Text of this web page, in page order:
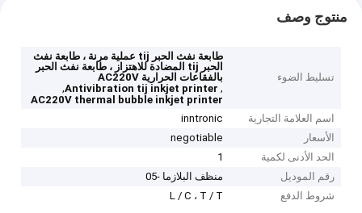
منتوج وصف
تسليط الضوء
طابعة نفث الحبر tij عملية مرنة ، طابعة نفث
الحبر tij المضادة للاهتزاز ، طابعة نفث الحبر
بالفقاعات الحرارية AC220V
,
Antivibration tij inkjet printer
,
AC220V thermal bubble inkjet printer
اسم العلامة التجارية
inntronic
الأسعار
negotiable
الحد الأدنى لكمية
1
رقم الموديل
منظف ​​البلازما -05
شروط الدفع
L / C ، T / T